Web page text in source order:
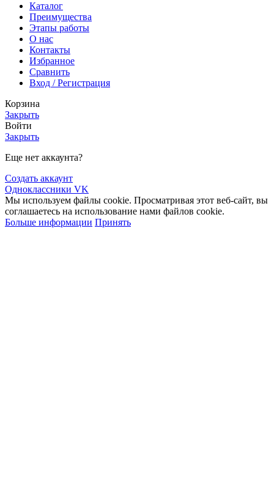
Каталог
Преимущества
Этапы работы
О нас
Контакты
Избранное
Сравнить
Вход / Регистрация
Корзина
Закрыть
Войти
Закрыть
Еще нет аккаунта?
Создать аккаунт
Одноклассники VK
Мы используем файлы cookie. Просматривая этот веб-сайт, вы
соглашаетесь на использование нами файлов cookie.
Больше информации Принять